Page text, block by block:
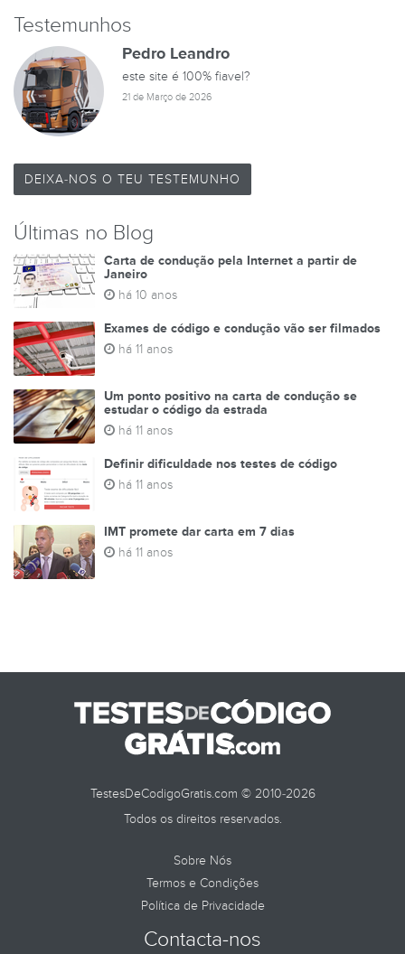
Testemunhos
Pedro Leandro
este site é 100% fiavel?
21 de Março de 2026
DEIXA-NOS O TEU TESTEMUNHO
Últimas no Blog
Carta de condução pela Internet a partir de
Janeiro
há 10 anos
Exames de código e condução vão ser filmados
há 11 anos
Um ponto positivo na carta de condução se
estudar o código da estrada
há 11 anos
Definir dificuldade nos testes de código
há 11 anos
IMT promete dar carta em 7 dias
há 11 anos
TestesDeCodigoGratis.com © 2010-2026
Todos os direitos reservados.
Sobre Nós
Termos e Condições
Política de Privacidade
Contacta-nos